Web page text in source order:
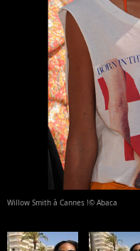
Willow Smith à Cannes !© Abaca